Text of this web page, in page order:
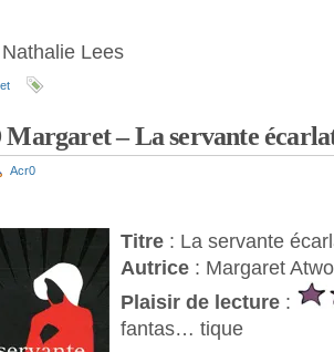
Lees
– La servante
Acr0
Titre : La servante
Autrice : Margaret
Plaisir de lecture :
fantas… tique